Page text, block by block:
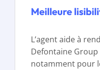
Meilleure
L’agent aide à
Defontaine Group
notamment pour